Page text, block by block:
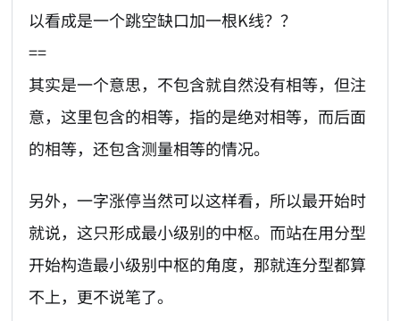
以看成是一个跳空缺口加一根K线？？
==
其实是一个意思，不包含就自然没有相等，但注
意，这里包含的相等，指的是绝对相等，而后面
的相等，还包含测量相等的情况。
另外，一字涨停当然可以这样看，所以最开始时
就说，这只形成最小级别的中枢。而站在用分型
开始构造最小级别中枢的角度，那就连分型都算
不上，更不说笔了。